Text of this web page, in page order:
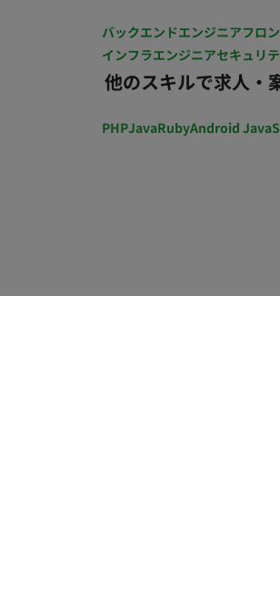
バックエンドエンジニアフロ
インフラエンジニアセキュリ
他のスキルで求人・
PHPJavaRubyAndroid Java